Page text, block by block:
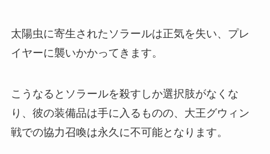
太陽虫に寄生されたソラールは正気を失い、プレ
イヤーに襲いかかってきます。
こうなるとソラールを殺すしか選択肢がなくな
り、彼の装備品は手に入るものの、大王グウィン
戦での協力召喚は永久に不可能となります。